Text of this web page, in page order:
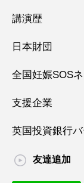
講演歴
日本財団
全国妊娠SOS
支援企業
英国投資銀行
友達追加